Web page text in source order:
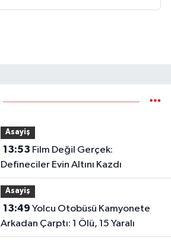
Asayiş
13:53
Defineciler Evin Altını Kazdı
Asayiş
13:49
Arkadan Çarptı: 1 Ölü, 15 Yaralı